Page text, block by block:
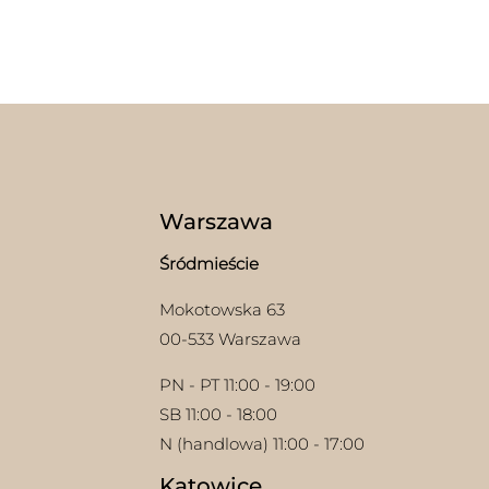
Warszawa
Śródmieście
Mokotowska 63
00-533 Warszawa
PN - PT 11:00 - 19:00
SB 11:00 - 18:00
N (handlowa) 11:00 - 17:00